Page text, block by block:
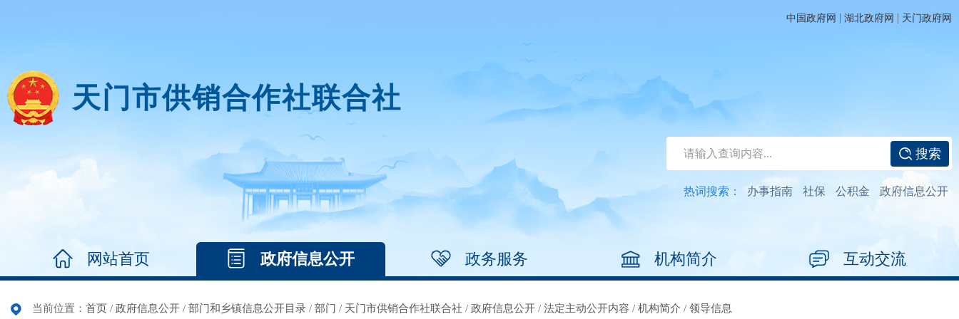
中国政府网 | 湖北政府网 | 天门政府网
天门市供销合作社联合社
搜索
热词搜索： 办事指南 社保 公积金 政府信息公开
网站首页 政府信息公开 政务服务 机构简介 互动交流
当前位置： 首页 / 政府信息公开 / 部门和乡镇信息公开目录 / 部门 / 天门市供销合作社联合社 / 政府信息公开 / 法定主动公开内容 / 机构简介 / 领导信息